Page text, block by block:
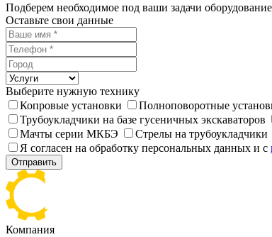
Подберем необходимое под ваши задачи
Оставьте свои данные
Выберите нужную технику
Копровые установки
Полноповоротные
Трубоукладчики на базе гусеничных экскаваторов
Мачты серии МКБЭ
Стрелы на трубоукладчики
Я согласен на обработку персональных данных и с
Отправить
Компания